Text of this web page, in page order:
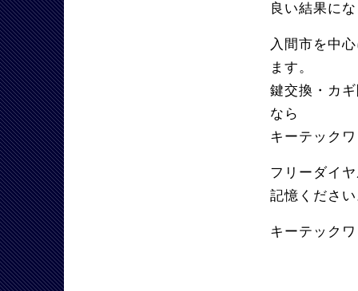
良い結果に
入間市を中
ます。
鍵交換・カ
なら
キーテック
フリーダイ
記憶くださ
キーテック